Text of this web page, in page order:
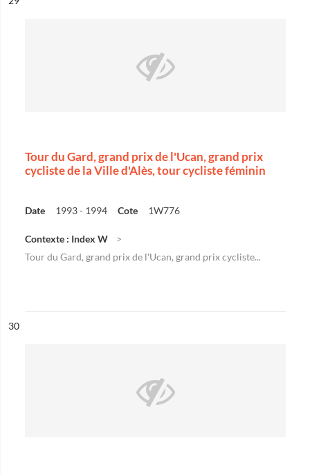
Tour du Gard, grand prix de l'Ucan, grand prix
cycliste de la Ville d'Alès, tour cycliste féminin
Date 1993 - 1994 Cote 1W776
Contexte : Index W
Tour du Gard, grand prix de l'Ucan, grand prix cycliste...
n°
30